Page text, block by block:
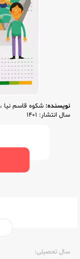
نویسنده: شکوه قاسم نیا ،
سال انتشار: 1401
سال تحصیلی:‌